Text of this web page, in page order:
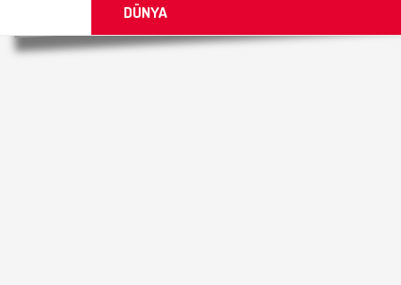
DÜNYA